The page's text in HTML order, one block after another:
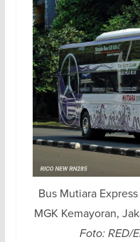
Bus Mutiara
MGK Kemayoran,
Foto: RED/